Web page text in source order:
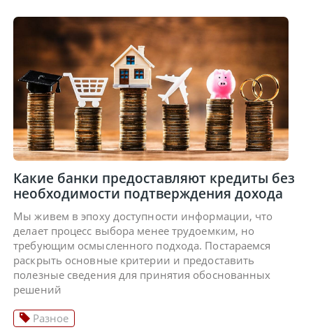
Какие банки предоставляют кредиты без
необходимости подтверждения дохода
Мы живем в эпоху доступности информации, что
делает процесс выбора менее трудоемким, но
требующим осмысленного подхода. Постараемся
раскрыть основные критерии и предоставить
полезные сведения для принятия обоснованных
решений
Разное